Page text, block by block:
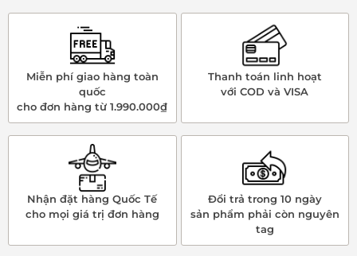
Miễn phí giao hàng toàn
quốc
cho đơn hàng từ 1.990.000₫
Thanh toán linh hoạt
với COD và VISA
Nhận đặt hàng Quốc Tế
cho mọi giá trị đơn hàng
Đổi trả trong 10 ngày
sản phẩm phải còn nguyên
tag